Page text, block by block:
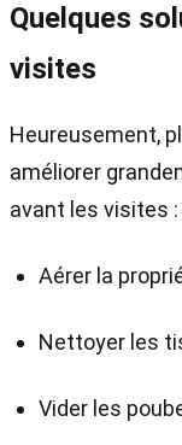
Quelques
visites
Heureusement,
améliorer
avant les visites :
Aérer la
Nettoyer les
Vider les